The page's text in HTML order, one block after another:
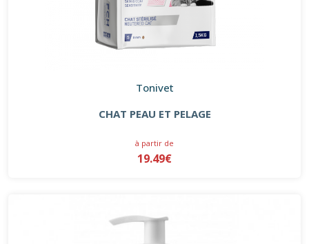
Tonivet
CHAT PEAU ET PELAGE
à partir de
19.49€